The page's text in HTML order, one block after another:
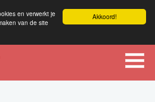
Akkoord!
en verwerkt je
van de site